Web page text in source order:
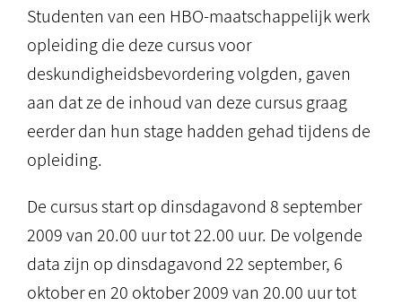
Studenten van een HBO-maatschappelijk werk
opleiding die deze cursus voor
deskundigheidsbevordering volgden, gaven
aan dat ze de inhoud van deze cursus graag
eerder dan hun stage hadden gehad tijdens de
opleiding.
De cursus start op dinsdagavond 8 september
2009 van 20.00 uur tot 22.00 uur. De volgende
data zijn op dinsdagavond 22 september, 6
oktober en 20 oktober 2009 van 20.00 uur tot